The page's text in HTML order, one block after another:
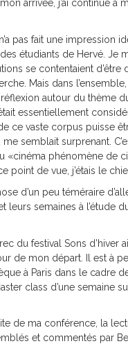
arrivée, j’ai continué à
pas fait une impression
étudiants de Hervé. Je
se contentaient d’être
Mais dans
autour du thème
essentiellement
ce vaste corpus puisse
semblait surprenant.
«cinéma phénomène de
point de vue, j’étais le
d’un peu téméraire
leurs semaines à l’étude
du festival Sons d’hiver
de mon départ. Il est à
à Paris dans le cadre de
class d’une semaine
de ma conférence, la
et commentés par